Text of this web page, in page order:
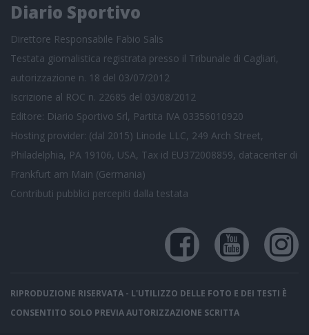
Diario Sportivo
Direttore Responsabile Fabio Salis
Testata giornalistica registrata presso il Tribunale di Cagliari,
autorizzazione n. 18 del 03/07/2012
Iscrizione al ROC n. 22685 del 03/08/2012
Editore: Diario Sportivo Srl, Partita IVA 03356010920
Hosting provider: (dal 2015) Linode LLC, 249 Arch Street,
Philadelphia, PA 19106, USA, Tax id EU372008859, datacenter di
Frankfurt am Main (Germania)
Contributi pubblici percepiti dalla testata
RIPRODUZIONE RISERVATA - L'UTILIZZO DELLE FOTO E DEI TESTI È
CONSENTITO SOLO PREVIA AUTORIZZAZIONE SCRITTA